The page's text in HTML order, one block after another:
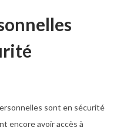
sont en sécurité
encore avoir accès à